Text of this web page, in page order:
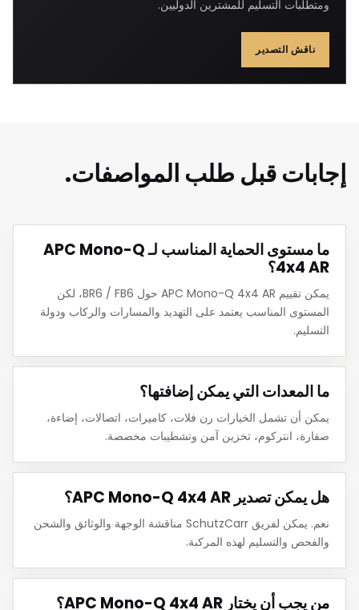
ومتطلبات التسليم للمشترين الدوليين.
ناقش التصدير
إجابات قبل طلب المواصفات.
ما مستوى الحماية المناسب لـ APC Mono-Q
4x4 AR؟
يمكن تقييم APC Mono-Q 4x4 AR حول BR6 / FB6، لكن
المستوى المناسب يعتمد على التهديد والمسارات والركاب ودولة
التسليم.
ما المعدات التي يمكن إضافتها؟
يمكن أن تشمل الخيارات رن فلات، كاميرات، اتصالات، إضاءة،
صفارة، انتركوم، تخزين آمن وتشطيبات مخصصة.
هل يمكن تصدير APC Mono-Q 4x4 AR؟
نعم. يمكن لفريق SchutzCarr مناقشة الوجهة والوثائق والشحن
والفحص والتسليم لهذه المركبة.
من يجب أن يختار APC Mono-Q 4x4 AR؟